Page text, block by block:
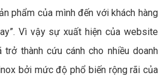
phẩm của mình đến với khách hàng
Vì vậy sự xuất hiện của website
thành cứu cánh cho nhiều doanh
bởi mức độ phổ biến rộng rãi của